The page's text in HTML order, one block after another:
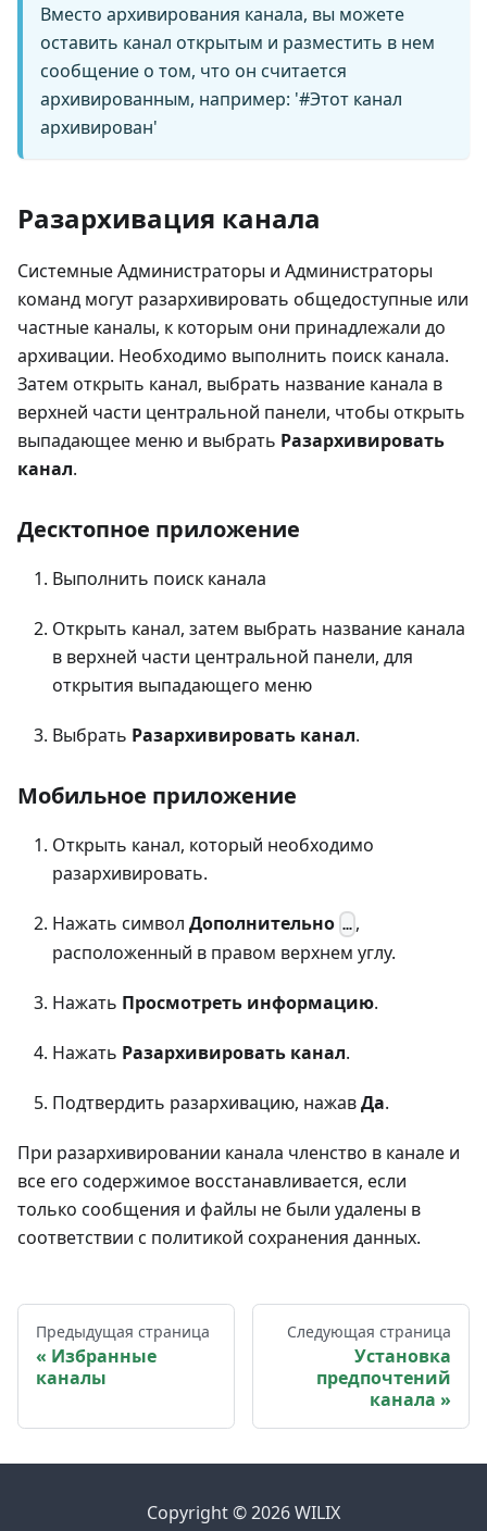
Вместо архивирования канала, вы можете
оставить канал открытым и разместить в нем
сообщение о том, что он считается
архивированным, например: '#Этот канал
архивирован'
Разархивация канала
Системные Администраторы и Администраторы
команд могут разархивировать общедоступные или
частные каналы, к которым они принадлежали до
архивации. Необходимо выполнить поиск канала.
Затем открыть канал, выбрать название канала в
верхней части центральной панели, чтобы открыть
выпадающее меню и выбрать Разархивировать
канал.
Десктопное приложение
Выполнить поиск канала
Открыть канал, затем выбрать название канала
в верхней части центральной панели, для
открытия выпадающего меню
Выбрать Разархивировать канал.
Мобильное приложение
Открыть канал, который необходимо
разархивировать.
Нажать символ Дополнительно … ,
расположенный в правом верхнем углу.
Нажать Просмотреть информацию.
Нажать Разархивировать канал.
Подтвердить разархивацию, нажавДа.
При разархивировании канала членство в канале и
все его содержимое восстанавливается, если
только сообщения и файлы не были удалены в
соответствии с политикой сохранения данных.
Предыдущая страница
Избранные
каналы
Следующая страница
Установка
предпочтений
канала
Copyright © 2026 WILIX